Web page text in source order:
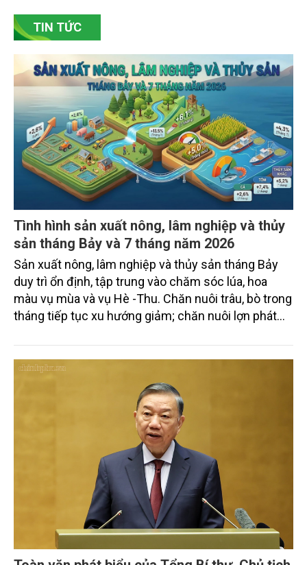
bền vững. Tại làng gốm Phù Lãng, xã Phù Lãng, tỉnh
Bắc Ninh, nhiều nghệ nhân và cơ sở sản xuất đã
chủ động đổi mới tư duy, đầu tư công nghệ, xây
dựng thương hiệu trên nền tảng giá trị truyền thống.
TIN TỨC
Tình hình sản xuất nông, lâm nghiệp và thủy
sản tháng Bảy và 7 tháng năm 2026
Sản xuất nông, lâm nghiệp và thủy sản tháng Bảy
duy trì ổn định, tập trung vào chăm sóc lúa, hoa
màu vụ mùa và vụ Hè -Thu. Chăn nuôi trâu, bò trong
tháng tiếp tục xu hướng giảm; chăn nuôi lợn phát
triển ổn định; chăn nuôi gia cầm duy trì đà tăng
trưởng khá. Diện tích rừng trồng mới và sản lượng
thủy sản đều tăng nhẹ.